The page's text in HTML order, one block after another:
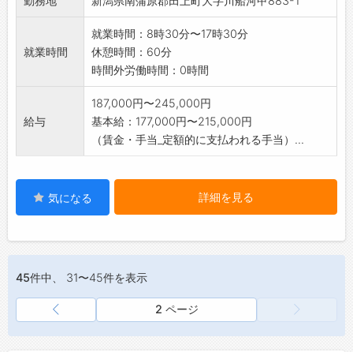
就業時間
就業時間：8時30分〜17時30分
休憩時間：60分
時間外労働時間：0時間
給与
187,000円〜245,000円
基本給：177,000円〜215,000円
（賃金・手当_定額的に支払われる手当）...
気になる 詳細を見る
45件中、 31〜45件を表示
2 ページ